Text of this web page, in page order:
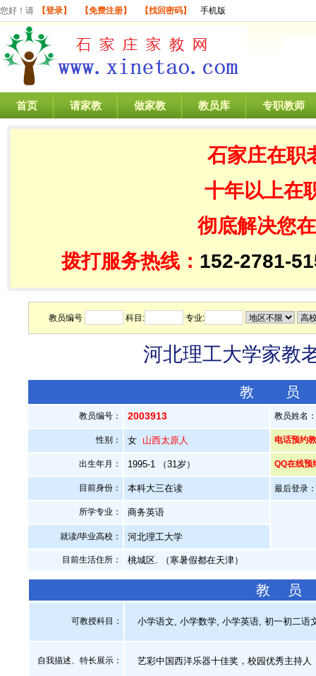
您好！请 【登录】 【免费注册】 【找回密码】 手机版
首页 请家教 做家教 教员库 专职教师
石家庄在职
十年以上在
彻底解决您
拨打服务热线： 152-2781-
教员编号 科目: 专业:
河北理工大学家教
教 员
教员编号： 2003913 教员姓名
性别： 女 山西太原人 电话预约
出生年月： 1995-1 （31岁） QQ在线预
目前身份： 本科大三在读 最后登录
所学专业： 商务英语
就读/毕业高校： 河北理工大学
目前生活住所： 桃城区. （寒暑假都在天津）
教 员
可教授科目： 小学语文, 小学数学, 小学英语, 初一初二语
自我描述、特长展示 ： 艺彩中国西洋乐器十佳奖，校园优秀主持人